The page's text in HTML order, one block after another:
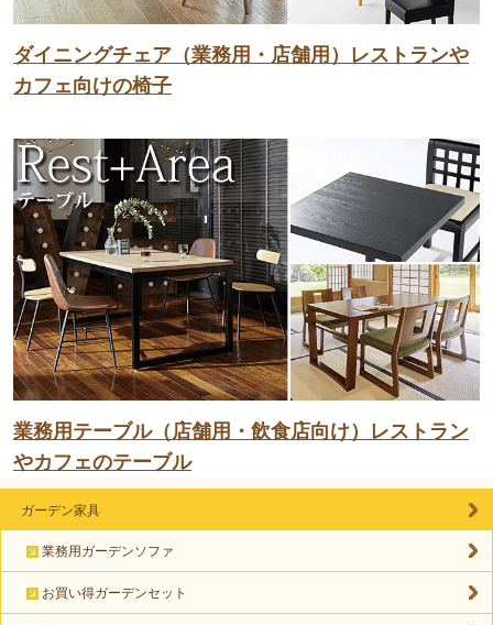
ダイニングチェア（業務用・店舗用）レストランや
カフェ向けの椅子
業務用テーブル（店舗用・飲食店向け）レストラン
やカフェのテーブル
ガーデン家具
業務用ガーデンソファ
お買い得ガーデンセット